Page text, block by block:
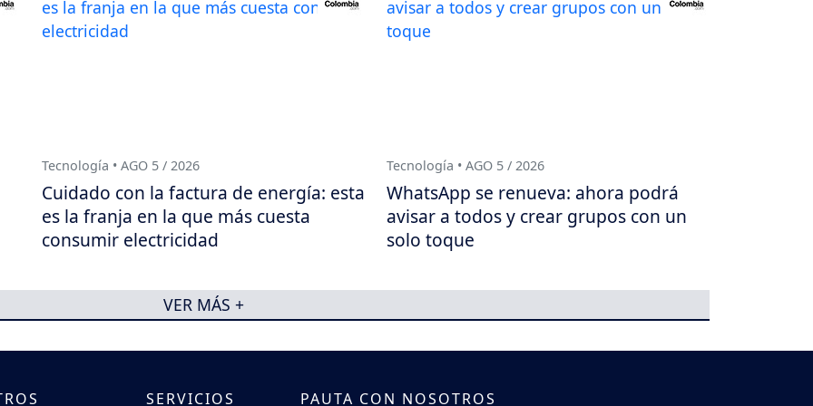
Tecnología • AGO 5 / 2026
Cuidado con la factura de energía: esta
es la franja en la que más cuesta
consumir electricidad
Tecnología • AGO 5 / 2026
WhatsApp se renueva: ahora podrá
avisar a todos y crear grupos con un
solo toque
VER MÁS +
SERVICIOS PAUTA CON NOSOTROS